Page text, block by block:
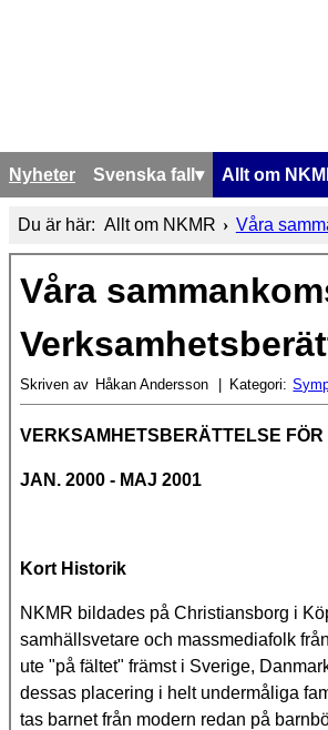
Nyheter Svenska fall Allt om
Du är här: Allt om NKMR Våra
Våra
Skriven av Håkan Andersson Kategori:
VERKSAMHETSBERÄTTELSE FÖR
JAN. 2000 - MAJ 2001
Kort Historik
NKMR bildades på Christiansborg i
samhällsvetare och massmediafolk
ute "på fältet" främst i Sverige,
dessas placering i helt undermåliga
tas barnet från modern redan på